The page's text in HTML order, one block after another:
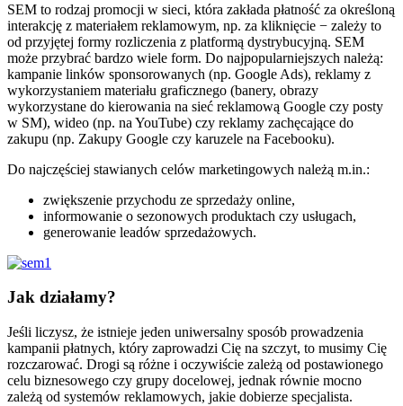
SEM to rodzaj promocji w sieci, która zakłada płatność za określoną
interakcję z materiałem reklamowym, np. za kliknięcie − zależy to
od przyjętej formy rozliczenia z platformą dystrybucyjną. SEM
może przybrać bardzo wiele form. Do najpopularniejszych należą:
kampanie linków sponsorowanych (np. Google Ads), reklamy z
wykorzystaniem materiału graficznego (banery, obrazy
wykorzystane do kierowania na sieć reklamową Google czy posty
w SM), wideo (np. na YouTube) czy reklamy zachęcające do
zakupu (np. Zakupy Google czy karuzele na Facebooku).
Do najczęściej stawianych celów marketingowych należą m.in.:
zwiększenie przychodu ze sprzedaży online,
informowanie o sezonowych produktach czy usługach,
generowanie leadów sprzedażowych.
Jak działamy?
Jeśli liczysz, że istnieje jeden uniwersalny sposób prowadzenia
kampanii płatnych, który zaprowadzi Cię na szczyt, to musimy Cię
rozczarować. Drogi są różne i oczywiście zależą od postawionego
celu biznesowego czy grupy docelowej, jednak równie mocno
zależą od systemów reklamowych, jakie dobierze specjalista.